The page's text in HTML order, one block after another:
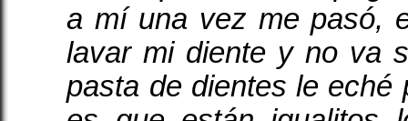
a mí una vez me pasó,
lavar mi diente y no va
pasta de dientes le eché